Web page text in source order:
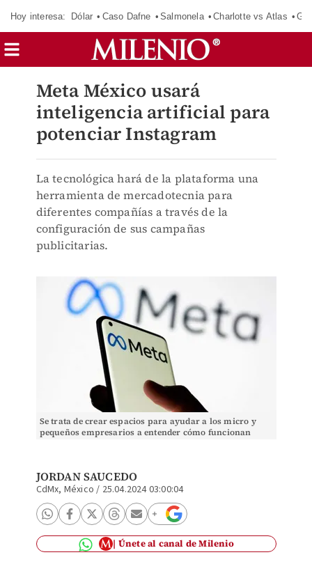
Hoy interesa: Dólar Caso Dafne Salmonela Charlotte vs Atlas
Meta México usará
inteligencia artificial para
potenciar Instagram
La tecnológica hará de la plataforma una
herramienta de mercadotecnia para
diferentes compañías a través de la
configuración de sus campañas
publicitarias.
Se trata de crear espacios para ayudar a los micro y
pequeños empresarios a entender cómo funcionan
JORDAN SAUCEDO
CdMx, México / 25.04.2024 03:00:04
Únete al canal de Milenio